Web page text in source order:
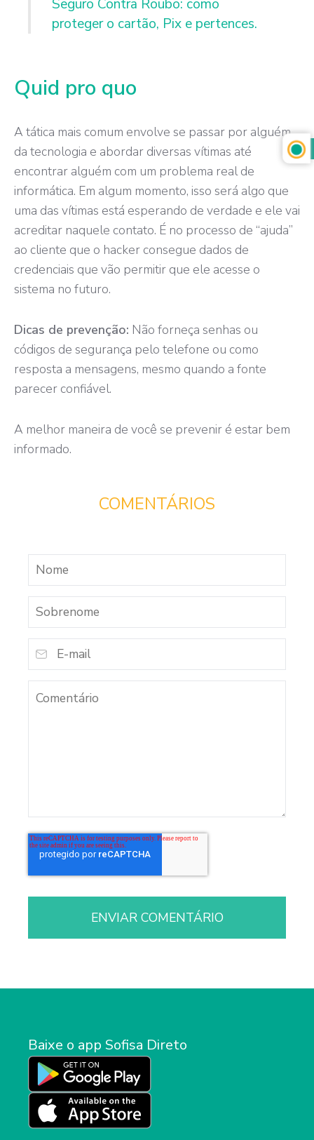
Seguro Contra Roubo: como
proteger o cartão, Pix e pertences.
Quid pro quo
A tática mais comum envolve se passar por alguém
da tecnologia e abordar diversas vítimas até
encontrar alguém com um problema real de
informática. Em algum momento, isso será algo que
uma das vítimas está esperando de verdade e ele vai
acreditar naquele contato. É no processo de “ajuda”
ao cliente que o hacker consegue dados de
credenciais que vão permitir que ele acesse o
sistema no futuro.
Dicas de prevenção: Não forneça senhas ou
códigos de segurança pelo telefone ou como
resposta a mensagens, mesmo quando a fonte
parecer confiável.
A melhor maneira de você se prevenir é estar bem
informado.
COMENTÁRIOS
Baixe o app Sofisa Direto